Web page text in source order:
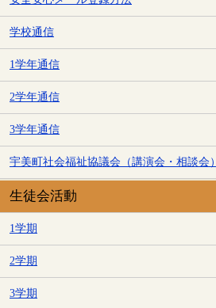
学校通信
1学年通信
2学年通信
3学年通信
宇美町社会福祉協議会（講演会・相談会）
生徒会活動
1学期
2学期
3学期